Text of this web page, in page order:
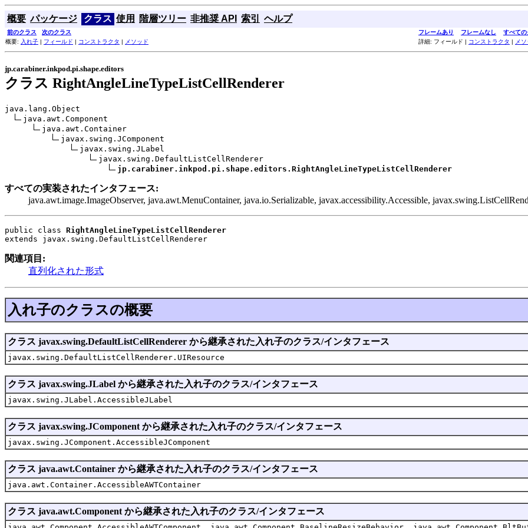
概要 パッケージ クラス 使用 階層ツリー 非推奨 API 索引 ヘルプ
前のクラス 次のクラス フレームあり フレームなし
すべての
概要: 入れ子 | フィールド | コンストラクタ | メソッド 詳細: フィールド | コンストラクタ | メ
jp.carabiner.inkpod.pi.shape.editors
クラス RightAngleLineTypeListCellRenderer
java.lang.Object
java.awt.Component
java.awt.Container
javax.swing.JComponent
javax.swing.JLabel
javax.swing.DefaultListCellRenderer
jp.carabiner.inkpod.pi.shape.editors.RightAngleLineTypeListCellRenderer
すべての実装されたインタフェース:
java.awt.image.ImageObserver, java.awt.MenuContainer, java.io.Serializable, javax.accessibility.Accessible,
public class RightAngleLineTypeListCellRenderer
extends javax.swing.DefaultListCellRenderer
関連項目:
直列化された形式
入れ子のクラスの概要
クラス javax.swing.DefaultListCellRenderer から継承された入れ子のクラス/インタフェース
javax.swing.DefaultListCellRenderer.UIResource
クラス javax.swing.JLabel から継承された入れ子のクラス/インタフェース
javax.swing.JLabel.AccessibleJLabel
クラス javax.swing.JComponent から継承された入れ子のクラス/インタフェース
javax.swing.JComponent.AccessibleJComponent
クラス java.awt.Container から継承された入れ子のクラス/インタフェース
java.awt.Container.AccessibleAWTContainer
クラス java.awt.Component から継承された入れ子のクラス/インタフェース